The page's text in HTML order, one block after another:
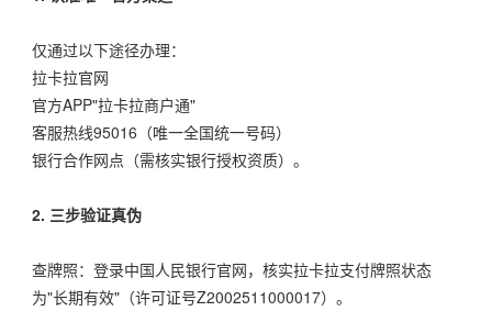
仅通过以下途径办理：
拉卡拉官网
官方APP"拉卡拉商户通"
客服热线95016（唯一全国统一号码）
银行合作网点（需核实银行授权资质）。
2. 三步验证真伪
查牌照：登录中国人民银行官网，核实拉卡拉支付牌照状态
为"长期有效"（许可证号Z2002511000017）。